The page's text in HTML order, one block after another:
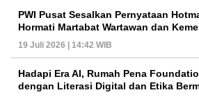
PWI Pusat Sesalkan Pernyataan
Hormati Martabat Wartawan dan
19 Juli 2026 | 14:42 WIB
Hadapi Era AI, Rumah Pena
dengan Literasi Digital dan Etika